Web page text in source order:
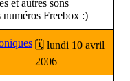
et autres sons
numéros Freebox :)
🗓 lundi 10 avril
2006